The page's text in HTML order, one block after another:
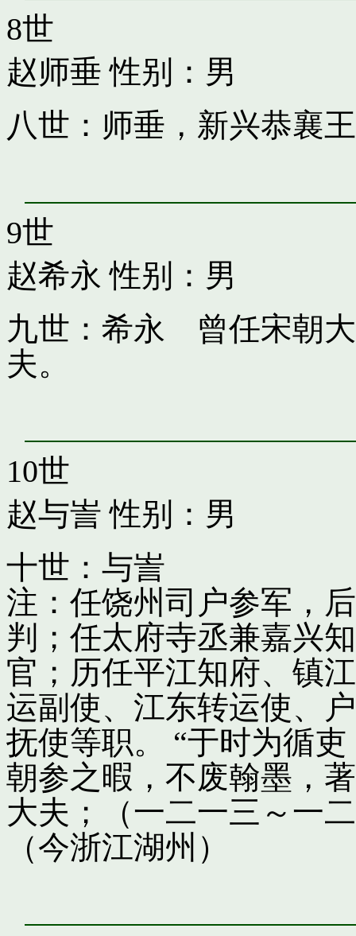
8世
赵师垂 性别：男
八世：师垂，新兴恭襄王
9世
赵希永 性别：男
九世：希永 曾任宋朝
夫。
10世
赵与訔 性别：男
十世：与訔
注：任饶州司户参军，
判；任太府寺丞兼嘉兴
官；历任平江知府、镇
运副使、江东转运使、
抚使等职。 “于时为循
朝参之暇，不废翰墨，
大夫；（一二一三～一
（今浙江湖州）